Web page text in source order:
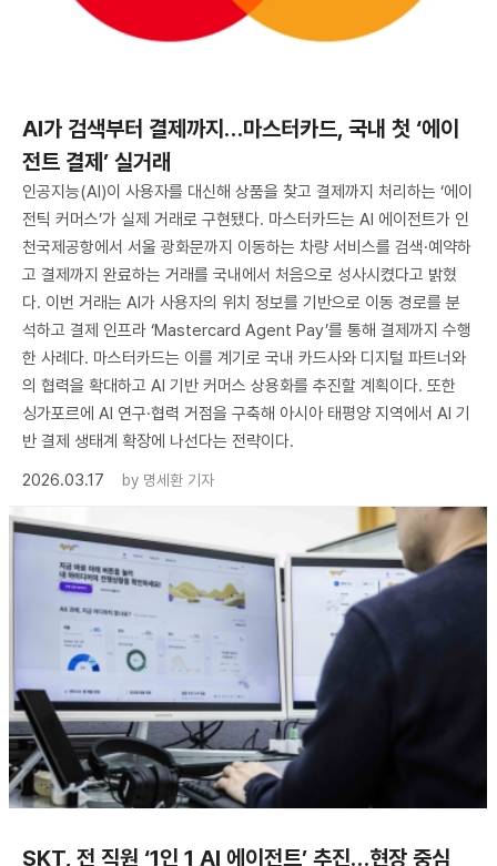
AI가 검색부터 결제까지…마스터카드, 국내 첫 ‘에이
전트 결제’ 실거래
인공지능(AI)이 사용자를 대신해 상품을 찾고 결제까지 처리하는 ‘에이
전틱 커머스’가 실제 거래로 구현됐다. 마스터카드는 AI 에이전트가 인
천국제공항에서 서울 광화문까지 이동하는 차량 서비스를 검색·예약하
고 결제까지 완료하는 거래를 국내에서 처음으로 성사시켰다고 밝혔
다. 이번 거래는 AI가 사용자의 위치 정보를 기반으로 이동 경로를 분
석하고 결제 인프라 ‘Mastercard Agent Pay’를 통해 결제까지 수행
한 사례다. 마스터카드는 이를 계기로 국내 카드사와 디지털 파트너와
의 협력을 확대하고 AI 기반 커머스 상용화를 추진할 계획이다. 또한
싱가포르에 AI 연구·협력 거점을 구축해 아시아 태평양 지역에서 AI 기
반 결제 생태계 확장에 나선다는 전략이다.
2026.03.17
by 명세환 기자
SKT, 전 직원 ‘1인 1 AI 에이전트’ 추진…현장 중심